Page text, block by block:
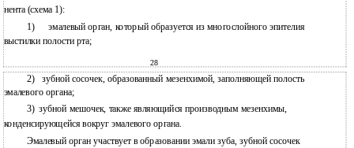
нента (схема 1):
1)
эмалевый орган, который образуется из многослойного эпителия
выстилки полости рта;
28
2)
зубной сосочек, образованный мезенхимой, заполняющей полость
эмалевого органа;
3) зубной мешочек, также являющийся производным мезенхимы,
конденсирующейся вокруг эмалевого органа.
Эмалевый орган участвует в образовании эмали зуба, зубной сосочек